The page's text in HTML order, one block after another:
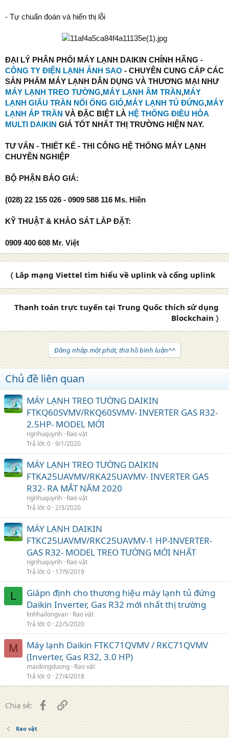
- Tự chuẩn đoán và hiển thị lỗi
ĐẠI LÝ PHÂN PHỐI MÁY LẠNH DAIKIN CHÍNH HÃNG -
CÔNG TY ĐIỆN LẠNH ÁNH SAO - CHUYÊN CUNG CẤP CÁC
SẢN PHẨM MÁY LẠNH DÂN DỤNG VÀ THƯƠNG MẠI NHƯ
MÁY LẠNH TREO TƯỜNG,MÁY LẠNH ÂM TRẦN,MÁY
LẠNH GIẤU TRẦN NỐI ỐNG GIÓ,MÁY LẠNH TỦ ĐỨNG,MÁY
LẠNH ÁP TRẦN VÀ ĐẶC BIỆT LÀ HỆ THỐNG ĐIỀU HÒA
MULTI DAIKIN GIÁ TỐT NHẤT THỊ TRƯỜNG HIỆN NAY.
TƯ VẤN - THIẾT KẾ - THI CÔNG HỆ THỐNG MÁY LẠNH
CHUYÊN NGHIỆP
BỘ PHẬN BÁO GIÁ:
(028) 22 155 026 - 0909 588 116 Ms. Hiền
KỸ THUẬT & KHẢO SÁT LẮP ĐẶT:
0909 400 608 Mr. Việt
〈 Lắp mạng Viettel tìm hiểu về uplink và cổng uplink
Thanh toán trực tuyến tại Trung Quốc thích sử dụng
Blockchain 〉
Đăng nhập một phát, tha hồ bình luận^^
Chủ đề liên quan
MÁY LẠNH TREO TƯỜNG DAIKIN
FTKQ60SVMV/RKQ60SVMV- INVERTER GAS R32-
2.5HP- MODEL MỚI
ngnhuquynh Rao vặt
Trả lời 0 9/1/2020
MÁY LẠNH TREO TƯỜNG DAIKIN
FTKA25UAVMV/RKA25UAVMV- INVERTER GAS
R32- RA MẮT NĂM 2020
ngnhuquynh Rao vặt
Trả lời 0 2/3/2020
MÁY LẠNH DAIKIN
FTKC25UAVMV/RKC25UAVMV-1 HP-INVERTER-
GAS R32- MODEL TREO TƯỜNG MỚI NHẤT
ngnhuquynh Rao vặt
Trả lời 0 17/9/2019
L
Giápn định cho thương hiệu máy lạnh tủ đứng
Daikin Inverter, Gas R32 mới nhất thị trường
linhhailongvan Rao vặt
Trả lời 0 22/5/2020
M
Máy lạnh Daikin FTKC71QVMV / RKC71QVMV
(Inverter, Gas R32, 3.0 HP)
maidongduong Rao vặt
Trả lời 0 27/4/2018
Chia sẻ: FacebookLiên kết
Rao vặt